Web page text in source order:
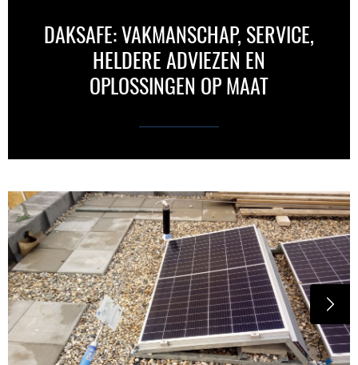
DAKSAFE: VAKMANSCHAP, SERVICE,
HELDERE ADVIEZEN EN
OPLOSSINGEN OP MAAT